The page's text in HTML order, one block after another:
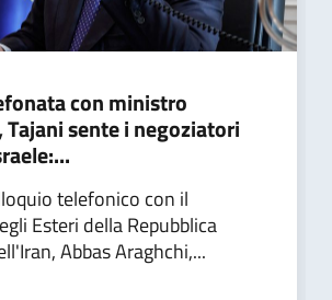
con ministro
sente i negoziatori
telefonico con il
Esteri della Repubblica
Abbas Araghchi,...